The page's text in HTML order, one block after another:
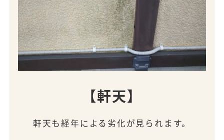
【軒天】
軒天も経年による劣化が見られます。